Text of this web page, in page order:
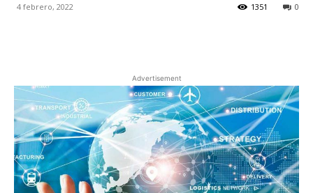
4 febrero, 2022 0
1351
Advertisement